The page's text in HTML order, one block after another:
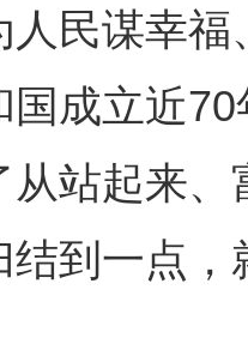
人民谋幸
国成立近
从站起来
结到一点